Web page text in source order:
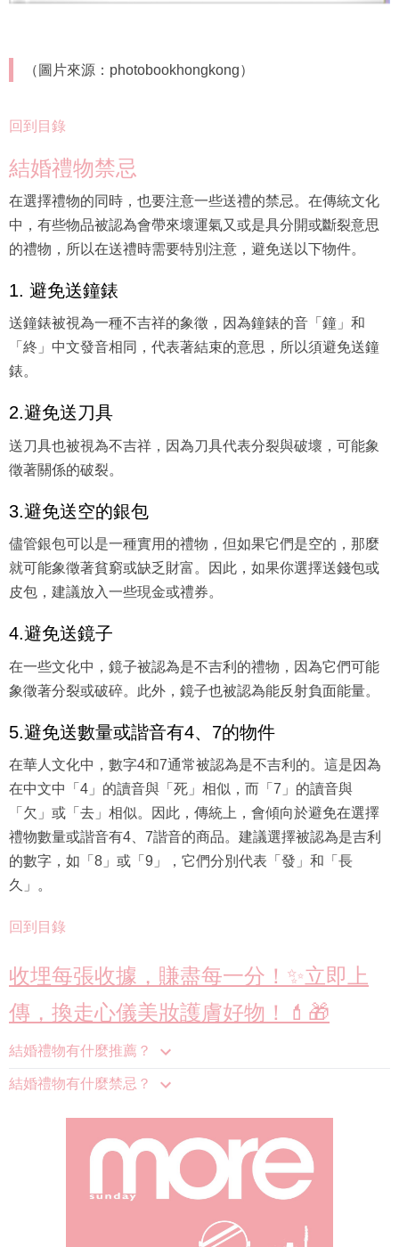
（圖片來源：photobookhongkong）
回到目錄
結婚禮物禁忌
在選擇禮物的同時，也要注意一些送禮的禁忌。在傳統文化
中，有些物品被認為會帶來壞運氣又或是具分開或斷裂意思
的禮物，所以在送禮時需要特別注意，避免送以下物件。
1. 避免送鐘錶
送鐘錶被視為一種不吉祥的象徵，因為鐘錶的音「鐘」和
「終」中文發音相同，代表著結束的意思，所以須避免送鐘
錶。
2.避免送刀具
送刀具也被視為不吉祥，因為刀具代表分裂與破壞，可能象
徵著關係的破裂。
3.避免送空的銀包
儘管銀包可以是一種實用的禮物，但如果它們是空的，那麼
就可能象徵著貧窮或缺乏財富。因此，如果你選擇送錢包或
皮包，建議放入一些現金或禮券。
4.避免送鏡子
在一些文化中，鏡子被認為是不吉利的禮物，因為它們可能
象徵著分裂或破碎。此外，鏡子也被認為能反射負面能量。
5.避免送數量或諧音有4、7的物件
在華人文化中，數字4和7通常被認為是不吉利的。這是因為
在中文中「4」的讀音與「死」相似，而「7」的讀音與
「欠」或「去」相似。因此，傳統上，會傾向於避免在選擇
禮物數量或諧音有4、7諧音的商品。建議選擇被認為是吉利
的數字，如「8」或「9」，它們分別代表「發」和「長
久」。
回到目錄
收埋每張收據，賺盡每一分！✨立即上
傳，換走心儀美妝護膚好物！💄🎁
結婚禮物有什麼推薦？
結婚禮物有什麼禁忌？